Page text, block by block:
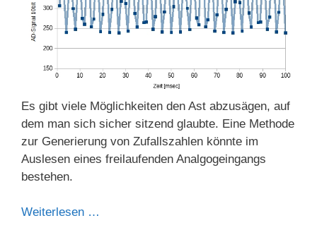
Es gibt viele Möglichkeiten den Ast abzusägen, auf
dem man sich sicher sitzend glaubte. Eine Methode
zur Generierung von Zufallszahlen könnte im
Auslesen eines freilaufenden Analgogeingangs
bestehen.
Weiterlesen …